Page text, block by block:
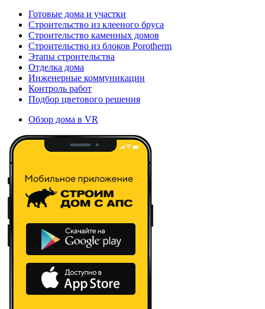
Готовые дома и участки
Строительство из клееного бруса
Строительство каменных домов
Строительство из блоков Porotherm
Этапы строительства
Отделка дома
Инженерные коммуникации
Контроль работ
Подбор цветового решения
Обзор дома в VR